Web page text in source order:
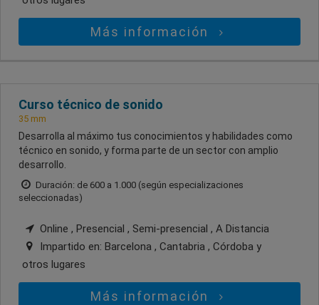
Más información
Curso técnico de sonido
35 mm
Desarrolla al máximo tus conocimientos y habilidades como
técnico en sonido, y forma parte de un sector con amplio
desarrollo.
Duración: de 600 a 1.000 (según especializaciones
seleccionadas)
Online , Presencial , Semi-presencial , A Distancia
Impartido en: Barcelona , Cantabria , Córdoba y
otros lugares
Más información